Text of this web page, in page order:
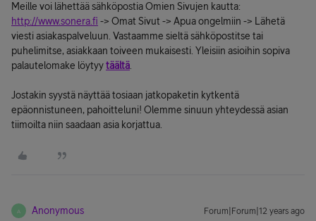
Meille voi lähettää sähköpostia Omien Sivujen kautta:
http://www.sonera.fi -> Omat Sivut -> Apua ongelmiin -> Lähetä
viesti asiakaspalveluun. Vastaamme sieltä sähköpostitse tai
puhelimitse, asiakkaan toiveen mukaisesti. Yleisiin asioihin sopiva
palautelomake löytyytäältä
Jostakin syystä näyttää tosiaan jatkopaketin kytkentä
epäonnistuneen, pahoitteluni! Olemme sinuun yhteydessä asian
tiimoilta niin saadaan asia korjattua.
A Anonymous Forum|Forum|12 years ago